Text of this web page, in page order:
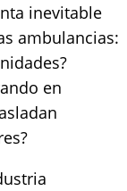
inevitable
ambulancias:
en